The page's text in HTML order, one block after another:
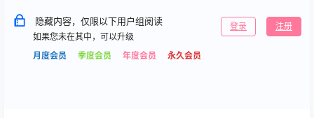
隐藏内容，仅限以下用户组阅读
如果您未在其中，可以升级
月度会员
季度会员 年度会员 永久会员
登录 注册